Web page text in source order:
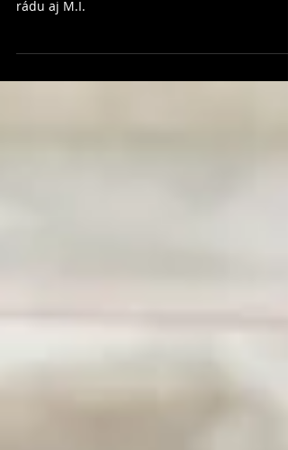
Koncom septembra bude blahorečená
rádu aj M.I.